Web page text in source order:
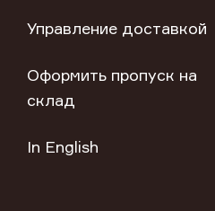
Управление доставкой
Оформить пропуск на
склад
In English